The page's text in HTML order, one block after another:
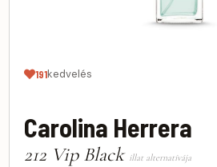
191kedvelés
Carolina Herrera
212 Vip Black illat alternatívája